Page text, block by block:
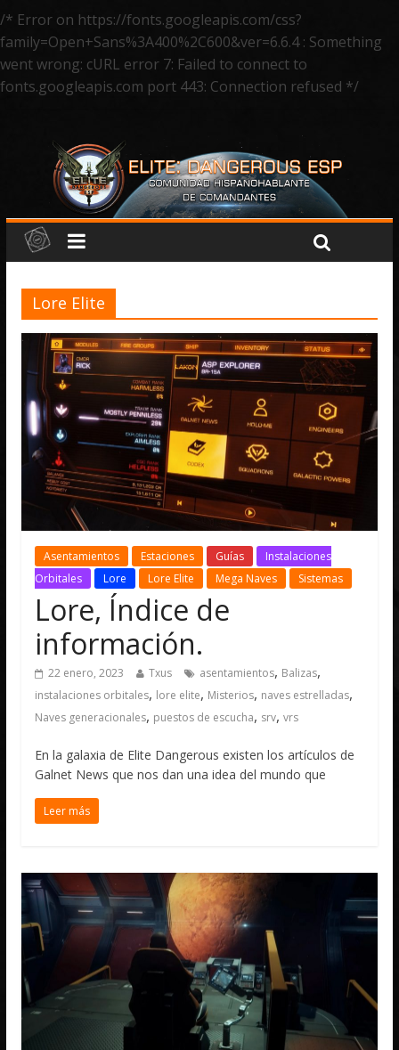
/* Error on https://fonts.googleapis.com/css?
family=Open+Sans%3A400%2C600&ver=6.6.4 : Something
went wrong: cURL error 7: Failed to connect to
fonts.googleapis.com port 443: Connection refused */
Lore Elite
Asentamientos Estaciones Guías
Instalaciones
Orbitales
Lore Lore Elite Mega Naves Sistemas
Lore, Índice de
información.
22 enero, 2023 Txus asentamientos, Balizas,
instalaciones orbitales, lore elite, Misterios, naves estrelladas,
Naves generacionales, puestos de escucha, srv,vrs
En la galaxia de Elite Dangerous existen los artículos de
Galnet News que nos dan una idea del mundo que
Leer más